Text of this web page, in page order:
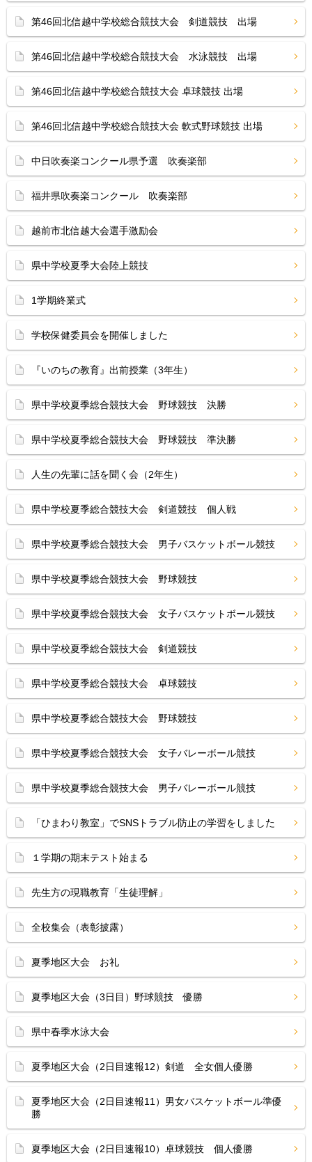
第46回北信越中学校総合競技大会 剣道競技 出場
第46回北信越中学校総合競技大会 水泳競技 出場
第46回北信越中学校総合競技大会 卓球競技 出場
第46回北信越中学校総合競技大会 軟式野球競技 出場
中日吹奏楽コンクール県予選 吹奏楽部
福井県吹奏楽コンクール 吹奏楽部
越前市北信越大会選手激励会
県中学校夏季大会陸上競技
1学期終業式
学校保健委員会を開催しました
『いのちの教育』出前授業（3年生）
県中学校夏季総合競技大会 野球競技 決勝
県中学校夏季総合競技大会 野球競技 準決勝
人生の先輩に話を聞く会（2年生）
県中学校夏季総合競技大会 剣道競技 個人戦
県中学校夏季総合競技大会 男子バスケットボール競技
県中学校夏季総合競技大会 野球競技
県中学校夏季総合競技大会 女子バスケットボール競技
県中学校夏季総合競技大会 剣道競技
県中学校夏季総合競技大会 卓球競技
県中学校夏季総合競技大会 野球競技
県中学校夏季総合競技大会 女子バレーボール競技
県中学校夏季総合競技大会 男子バレーボール競技
「ひまわり教室」でSNSトラブル防止の学習をしました
１学期の期末テスト始まる
先生方の現職教育「生徒理解」
全校集会（表彰披露）
夏季地区大会 お礼
夏季地区大会（3日目）野球競技 優勝
県中春季水泳大会
夏季地区大会（2日目速報12）剣道 全女個人優勝
夏季地区大会（2日目速報11）男女バスケットボール準優
勝
夏季地区大会（2日目速報10）卓球競技 個人優勝